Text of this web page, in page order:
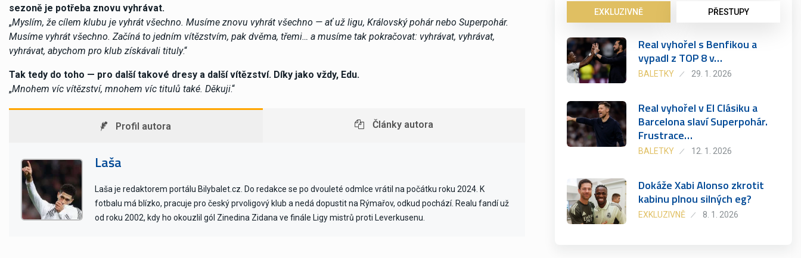
sezoně je potřeba znovu vyhrávat.
„Myslím, že cílem klubu je vyhrát všechno. Musíme znovu vyhrát všechno — ať už ligu, Královský pohár nebo Superpohár.
Musíme vyhrát všechno. Začíná to jedním vítězstvím, pak dvěma, třemi… a musíme tak pokračovat: vyhrávat, vyhrávat,
vyhrávat, abychom pro klub získávali tituly.“
Tak tedy do toho — pro další takové dresy a další vítězství. Díky jako vždy, Edu.
„Mnohem víc vítězství, mnohem víc titulů také. Děkuji.“
Profil autora Články autora
Laša
Laša je redaktorem portálu Bilybalet.cz. Do redakce se po dvouleté odmlce vrátil na počátku roku 2024. K
fotbalu má blízko, pracuje pro český prvoligový klub a nedá dopustit na Rýmařov, odkud pochází. Realu fandí už
od roku 2002, kdy ho okouzlil gól Zinedina Zidana ve finále Ligy mistrů proti Leverkusenu.
EXKLUZIVNĚ PŘESTUPY
Real vyhořel s Benfikou a
vypadl z TOP 8 v…
BALETKY 29. 1. 2026
Real vyhořel v El Clásiku a
Barcelona slaví Superpohár.
Frustrace…
BALETKY 12. 1. 2026
Dokáže Xabi Alonso zkrotit
kabinu plnou silných eg?
EXKLUZIVNĚ 8. 1. 2026